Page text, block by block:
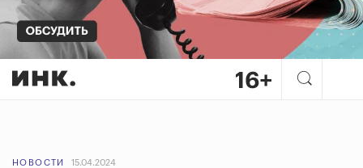
НОВОСТИ 15.04.2024